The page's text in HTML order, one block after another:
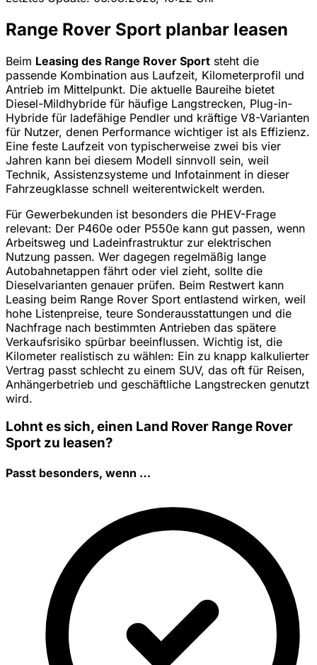
Range Rover Sport planbar leasen
Beim Leasing des Range Rover Sport steht die
passende Kombination aus Laufzeit, Kilometerprofil und
Antrieb im Mittelpunkt. Die aktuelle Baureihe bietet
Diesel-Mildhybride für häufige Langstrecken, Plug-in-
Hybride für ladefähige Pendler und kräftige V8-Varianten
für Nutzer, denen Performance wichtiger ist als Effizienz.
Eine feste Laufzeit von typischerweise zwei bis vier
Jahren kann bei diesem Modell sinnvoll sein, weil
Technik, Assistenzsysteme und Infotainment in dieser
Fahrzeugklasse schnell weiterentwickelt werden.
Für Gewerbekunden ist besonders die PHEV-Frage
relevant: Der P460e oder P550e kann gut passen, wenn
Arbeitsweg und Ladeinfrastruktur zur elektrischen
Nutzung passen. Wer dagegen regelmäßig lange
Autobahnetappen fährt oder viel zieht, sollte die
Dieselvarianten genauer prüfen. Beim Restwert kann
Leasing beim Range Rover Sport entlastend wirken, weil
hohe Listenpreise, teure Sonderausstattungen und die
Nachfrage nach bestimmten Antrieben das spätere
Verkaufsrisiko spürbar beeinflussen. Wichtig ist, die
Kilometer realistisch zu wählen: Ein zu knapp kalkulierter
Vertrag passt schlecht zu einem SUV, das oft für Reisen,
Anhängerbetrieb und geschäftliche Langstrecken genutzt
wird.
Lohnt es sich, einen Land Rover Range Rover
Sport zu leasen?
Passt besonders, wenn …